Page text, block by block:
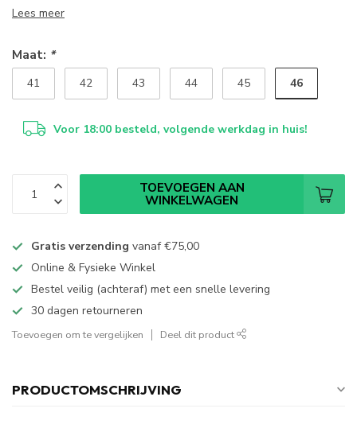
Lees meer
Maat: *
41 42 43 44 45 46
Voor 18:00 besteld, volgende werkdag in huis!
TOEVOEGEN AAN
WINKELWAGEN
Gratis verzending vanaf€75,00
Online & Fysieke Winkel
Bestel veilig (achteraf) met een snelle levering
30 dagen retourneren
Toevoegen om te vergelijken Deel dit product
PRODUCTOMSCHRIJVING